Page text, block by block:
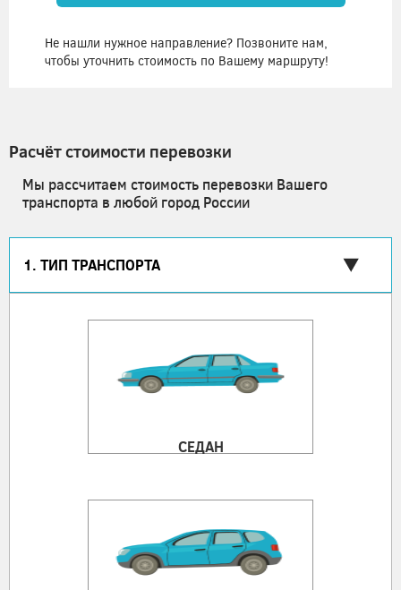
Не нашли нужное направление? Позвоните нам,
чтобы уточнить стоимость по Вашему маршруту!
Расчёт стоимости перевозки
Мы рассчитаем стоимость перевозки Вашего
транспорта в любой город России
1. ТИП ТРАНСПОРТА
СЕДАН